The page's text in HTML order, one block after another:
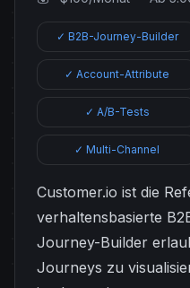
✓ B2B-Journey-Builder
✓ Account-Attribute
✓ A/B-Tests
✓ Multi-Channel
Customer.io ist die
verhaltensbasierte
Journey-Builder
Journeys zu